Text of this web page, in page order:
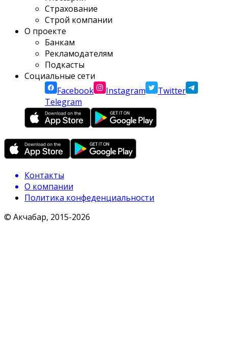
Страхование
Строй компании
О проекте
Банкам
Рекламодателям
Подкасты
Социальные сети
Facebook
Instagram
Twitter
Telegram
Контакты
О компании
Политика конфеденциальности
© Акчабар, 2015-2026